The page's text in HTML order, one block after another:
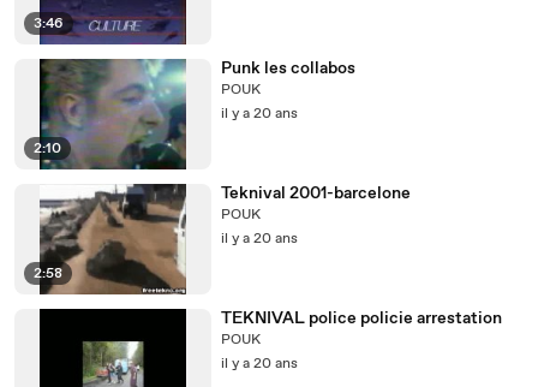
3:46
2:10
Punk les collabos
POUK
il y a 20 ans
2:58
Teknival 2001-barcelone
POUK
il y a 20 ans
TEKNIVAL police policie arrestation
POUK
il y a 20 ans